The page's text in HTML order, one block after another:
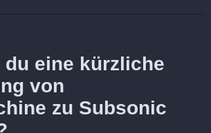
du eine kürzliche
von
zu Subsonic